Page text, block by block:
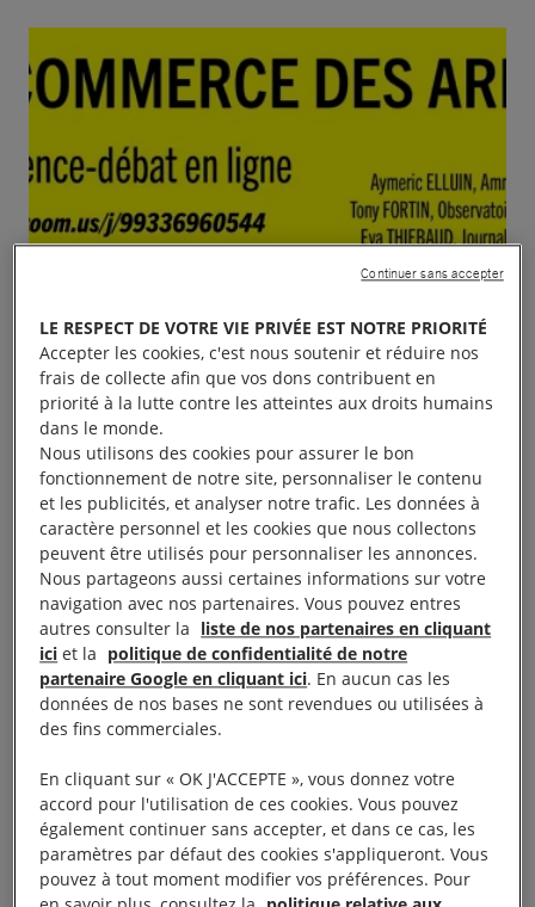
L’intergroupes lyonnais d’Amnesty International et la
mairie du 1° arrondissement de Lyon vous invitent à
une conférence-débat en ligne sur le commerce des
armes le lundi 5 juillet à 18h30. Nous aurons
comme invité(e)s Aymeric Elluin, chargé de
plaidoyer à Amnesty France pour la campagne
« Silence on arme », Tony Fortin, chercheur à
l’Observatoire des armements à Lyon, et Eva
Thiébaud, journaliste indépendante qui a réalisé
LE RESPECT DE VOTRE VIE PRIVÉE EST NOTRE PRIORITÉ
Accepter les cookies, c'est nous soutenir et réduire nos
frais de collecte afin que vos dons contribuent en
priorité à la lutte contre les atteintes aux droits humains
dans le monde.
Nous utilisons des cookies pour assurer le bon
fonctionnement de notre site, personnaliser le contenu
et les publicités, et analyser notre trafic. Les données à
caractère personnel et les cookies que nous collectons
peuvent être utilisés pour personnaliser les annonces.
Nous partageons aussi certaines informations sur votre
navigation avec nos partenaires. Vous pouvez entres
autres consulter la liste de nos partenaires en cliquant
ici et la politique de confidentialité de notre
partenaire Google en cliquant ici. En aucun cas les
données de nos bases ne sont revendues ou utilisées à
des fins commerciales.
En cliquant sur « OK J'ACCEPTE », vous donnez votre
accord pour l'utilisation de ces cookies. Vous pouvez
également continuer sans accepter, et dans ce cas, les
paramètres par défaut des cookies s'appliqueront. Vous
pouvez à tout moment modifier vos préférences. Pour
Continuer sans accepter